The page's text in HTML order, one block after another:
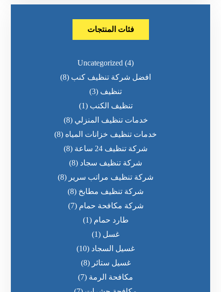
فئات المنتجات
Uncategorized (4)
افضل شركة تنظيف كنب (8)
تنظيف (3)
تنظيف الكنب (1)
خدمات تنظيف المنزلي (8)
خدمات تنظيف خزانات المياه (8)
شركة تنظيف 24 ساعة
(8)
شركة تنظيف سجاد (8)
شركة تنظيف مراتب سرير (8)
شركة تنظيف مطابخ (8)
شركة مكافحة حمام (7)
طارد حمام (1)
غسل (1)
غسيل السجاد (10)
غسيل ستائر (8)
مكافحة الرمة (7)